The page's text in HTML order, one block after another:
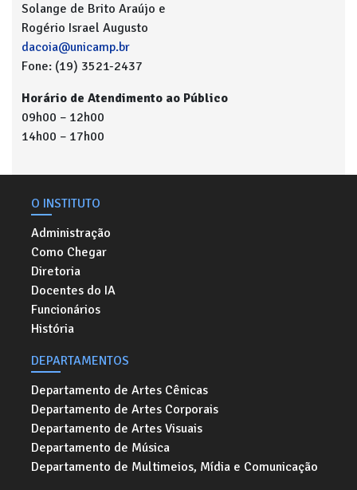
Solange de Brito Araújo e
Rogério Israel Augusto
dacoia@unicamp.br
Fone: (19) 3521-2437
Horário de Atendimento ao Público
09h00 – 12h00
14h00 – 17h00
O INSTITUTO
Administração
Como Chegar
Diretoria
Docentes do IA
Funcionários
História
DEPARTAMENTOS
Departamento de Artes Cênicas
Departamento de Artes Corporais
Departamento de Artes Visuais
Departamento de Música
Departamento de Multimeios, Mídia e Comunicação